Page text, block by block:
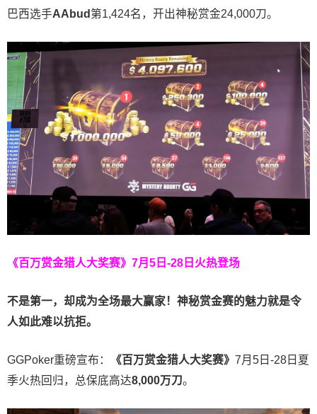
巴西选手AAbud 第1,424名，开出神秘赏金24,000刀。
《百万赏金猎人大奖赛》 7月5日-28日火热登场
不是第一，却成为全场最大赢家！神秘赏金赛的魅力就是令
人如此难以抗拒。
GGPoker重磅宣布： 《百万赏金猎人大奖赛》 7月5日-28日夏
季火热回归，总保底高达8,000万刀。